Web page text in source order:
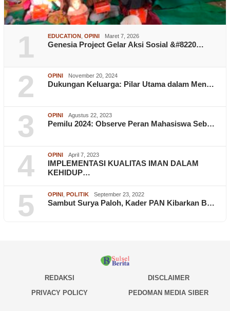
1 EDUCATION OPINI Maret 7, 2026
Genesia Project Gelar Aksi Sosial &#8220…
2 OPINI November 20, 2024
Dukungan Keluarga: Pilar Utama dalam Men…
3 OPINI Agustus 22, 2023
Pemilu 2024: Observe Peran Mahasiswa Seb…
4 OPINI April 7, 2023
IMPLEMENTASI KUALITAS IMAN DALAM
KEHIDUP…
5 OPINI POLITIK September 23, 2022
Sambut Surya Paloh, Kader PAN Kibarkan B…
REDAKSI
DISCLAIMER
PRIVACY POLICY
PEDOMAN MEDIA SIBER